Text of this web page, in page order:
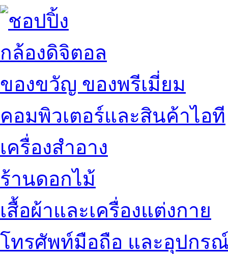
กล้องดิจิตอล
ของขวัญ ของพรีเมี่ยม
คอมพิวเตอร์และสินค้าไอที
เครื่องสำอาง
ร้านดอกไม้
เสื้อผ้าและเครื่องแต่งกาย
โทรศัพท์มือถือ และอุปกร